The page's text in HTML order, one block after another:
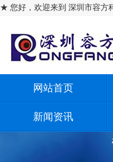
★ 您好，欢迎来到 深圳市容方
网站首页
新闻资讯